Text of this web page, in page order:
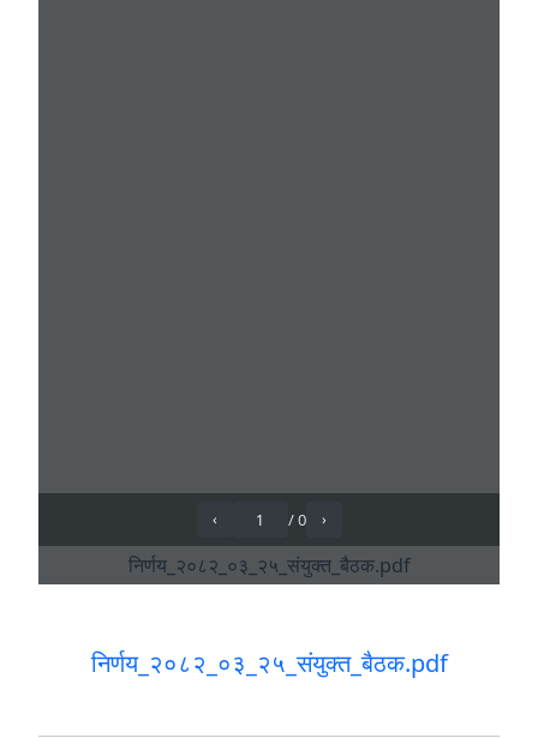
निर्णय_२०८२_०३_२५_संयुक्त_बैठक.pdf